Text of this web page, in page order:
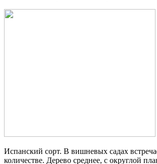
Испанский сорт. В вишневых садах
количестве. Дерево среднее, с округлой